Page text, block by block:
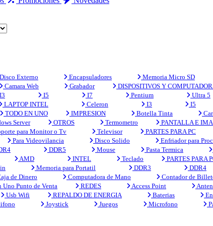
Disco Externo Encapsuladores Memoria Micro SD
Camara Web Grabador DISPOSITIVOS Y
I3 I5 I7 Pentium Ultra 5
LAPTOP INTEL Celeron I3 I5
TODO EN UNO IMPRESION Botella Tinta
Server OTROS Termometro PANTALLA E
para Monitor o Tv Televisor PARTES PARA PC
Para Videovilancia Disco Solido Enfriador para
DDR5 Mouse Pasta Termica
AMD INTEL Teclado PARTES PARA
Memoria para Portatil DDR3 DDR4
de Dinero Computadora de Mano Contador de
Uno Punto de Venta REDES Access Point
Usb Wifi REPALDO DE ENERGIA Baterias
Joystick Juegos Microfono